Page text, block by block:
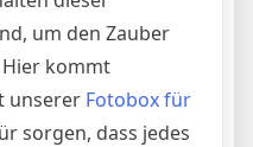
um den Zauber
Hier kommt
unserer Fotobox für
sorgen, dass jedes